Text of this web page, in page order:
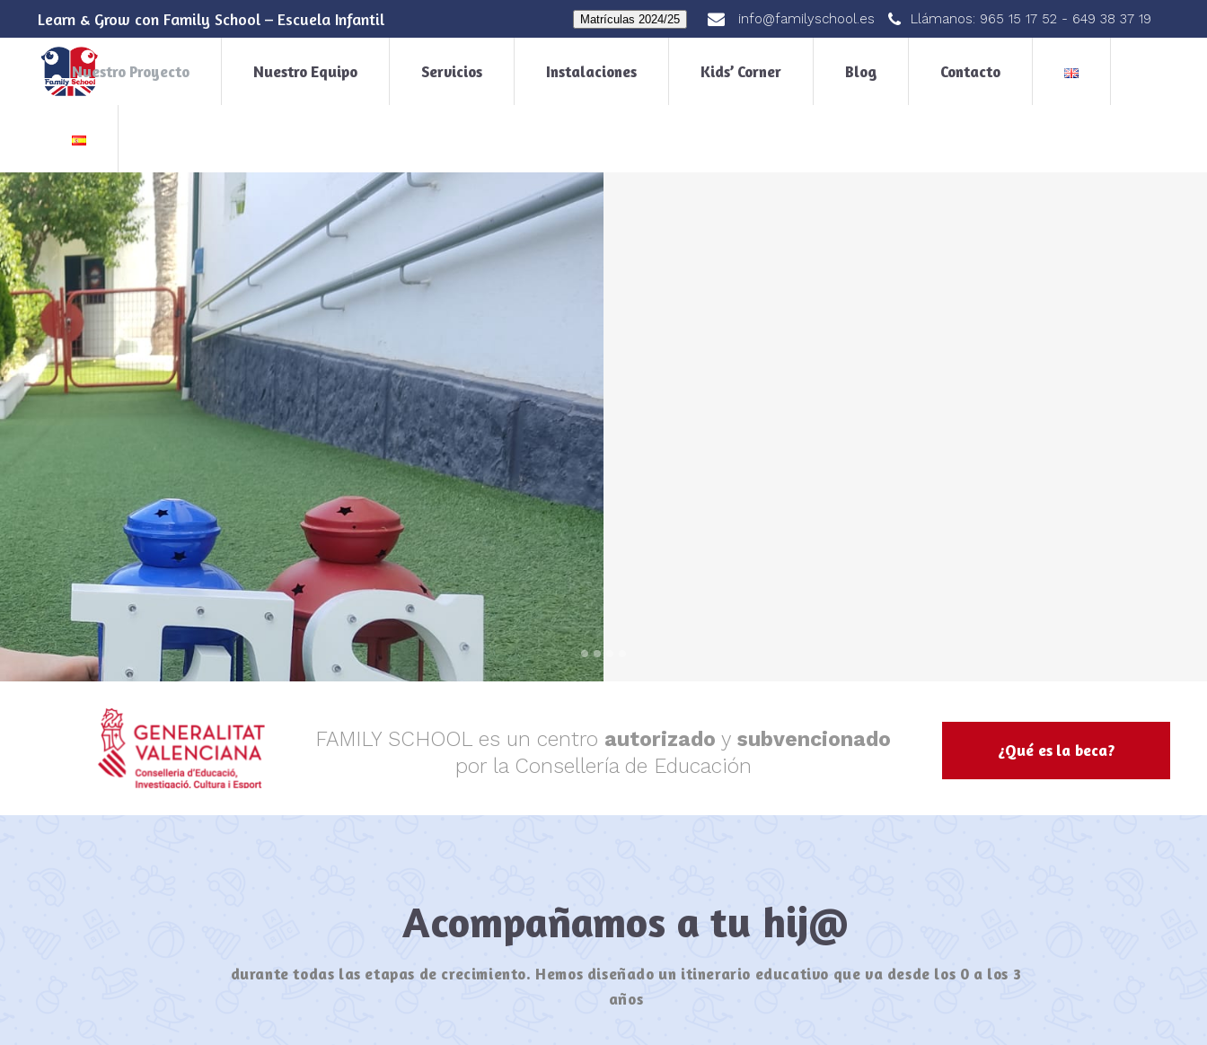
Learn & Grow con Family School – Escuela Infantil Matrículas 2024/25 info@familyschool.es Llámanos: 965 15 17 52 - 649 38 37 19
Nuestro Proyecto Nuestro Equipo Servicios Instalaciones Kids’ Corner Blog Contacto
Escuela de habla inglesa
con profesores nativos
FAMILY SCHOOL es un centro autorizado ysubvencionado
por la Consellería de Educación
¿Qué es la beca?
Acompañamos a tu hij@
durante todas las etapas de crecimiento. Hemos diseñado un itinerario educativo que va desde los 0 a los 3
años